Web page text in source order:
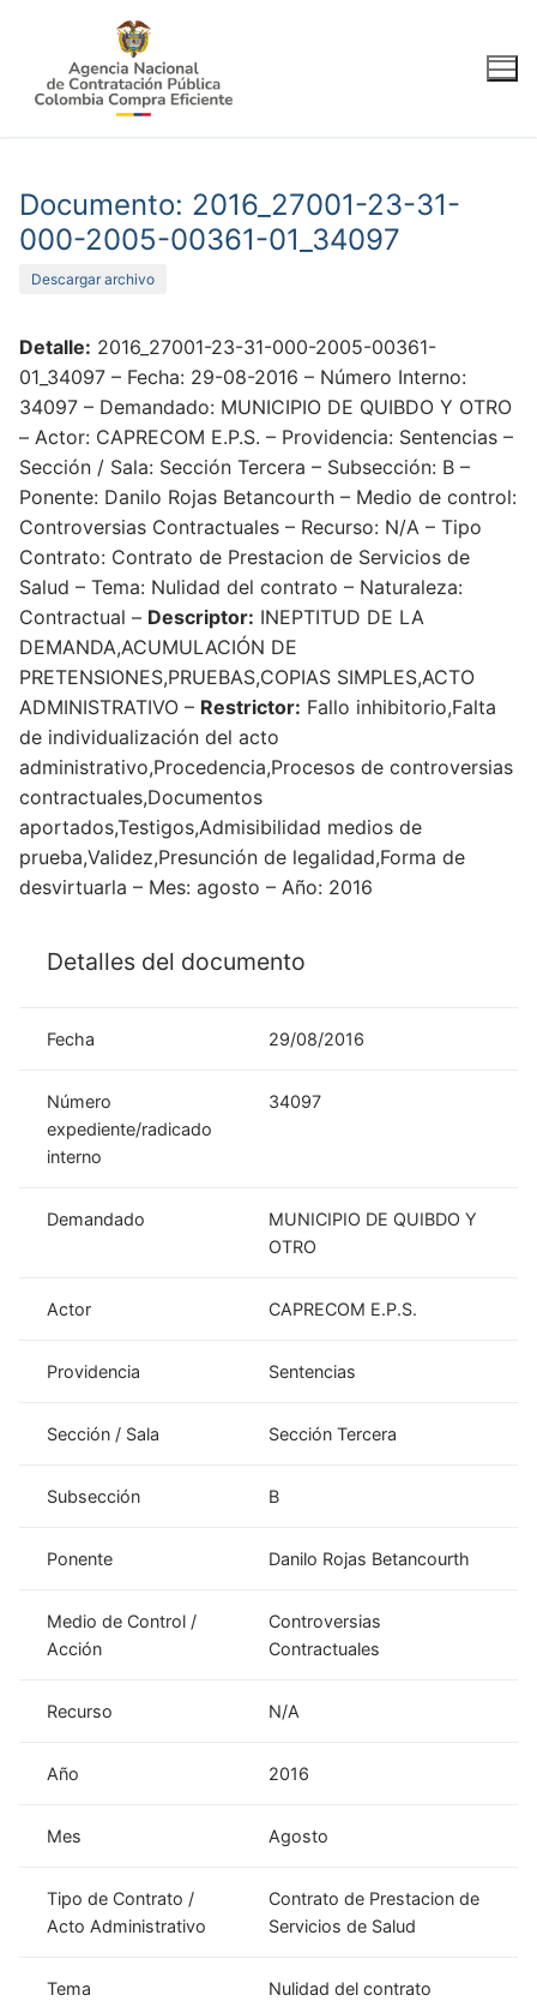
contenido
Documento: 2016_27001-23-31-
000-2005-00361-01_34097
Descargar archivo
Detalle: 2016_27001-23-31-000-2005-00361-
01_34097 – Fecha: 29-08-2016 – Número Interno:
34097 – Demandado: MUNICIPIO DE QUIBDO Y OTRO
– Actor: CAPRECOM E.P.S. – Providencia: Sentencias –
Sección / Sala: Sección Tercera – Subsección: B –
Ponente: Danilo Rojas Betancourth – Medio de control:
Controversias Contractuales – Recurso: N/A – Tipo
Contrato: Contrato de Prestacion de Servicios de
Salud – Tema: Nulidad del contrato – Naturaleza:
Contractual – Descriptor: INEPTITUD DE LA
DEMANDA,ACUMULACIÓN DE
PRETENSIONES,PRUEBAS,COPIAS SIMPLES,ACTO
ADMINISTRATIVO – Restrictor: Fallo inhibitorio,Falta
de individualización del acto
administrativo,Procedencia,Procesos de controversias
contractuales,Documentos
aportados,Testigos,Admisibilidad medios de
prueba,Validez,Presunción de legalidad,Forma de
desvirtuarla – Mes: agosto – Año: 2016
Detalles del documento
Fecha 29/08/2016
Número
expediente/radicado
interno
34097
Demandado
MUNICIPIO DE QUIBDO Y
OTRO
Actor CAPRECOM E.P.S.
Providencia Sentencias
Sección / Sala Sección Tercera
Subsección B
Ponente Danilo Rojas Betancourth
Medio de Control /
Acción
Controversias
Contractuales
Recurso N/A
Año 2016
Mes Agosto
Tipo de Contrato /
Acto Administrativo
Contrato de Prestacion de
Servicios de Salud
Tema Nulidad del contrato